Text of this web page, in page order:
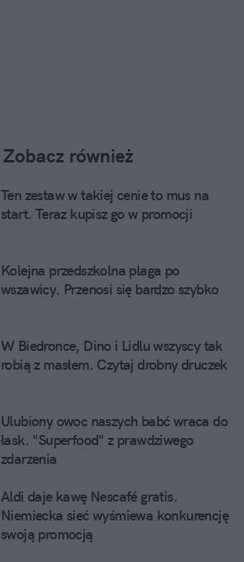
Zobacz również
Ten zestaw w takiej cenie to mus na
start. Teraz kupisz go w promocji
Kolejna przedszkolna plaga po
wszawicy. Przenosi się bardzo szybko
W Biedronce, Dino i Lidlu wszyscy tak
robią z masłem. Czytaj drobny druczek
Ulubiony owoc naszych babć wraca do
łask. "Superfood" z prawdziwego
zdarzenia
Aldi daje kawę Nescafé gratis.
Niemiecka sieć wyśmiewa konkurencję
swoją promocją